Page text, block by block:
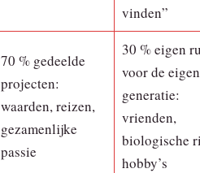
vinden”
70 % gedeelde
projecten:
waarden, reizen,
gezamenlijke
passie
30 % eigen
voor de eigen
generatie:
vrienden,
biologische
hobby’s